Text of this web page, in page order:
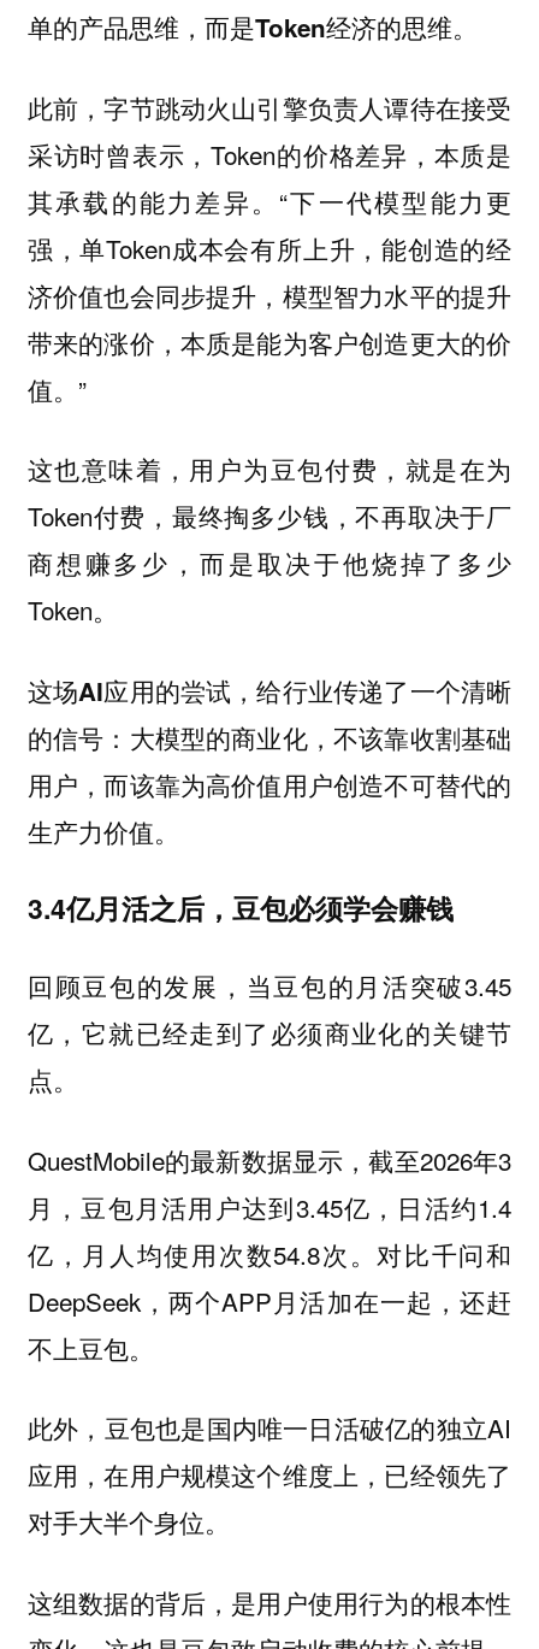
单的产品思维，而是Token经济的思维。
此前，字节跳动火山引擎负责人谭待在接受
采访时曾表示，Token的价格差异，本质是
其承载的能力差异。“下一代模型能力更
强，单Token成本会有所上升，能创造的经
济价值也会同步提升，模型智力水平的提升
带来的涨价，本质是能为客户创造更大的价
值。”
这也意味着，用户为豆包付费，就是在为
Token付费，最终掏多少钱，不再取决于厂
商想赚多少，而是取决于他烧掉了多少
Token。
这场AI应用的尝试，给行业传递了一个清晰
的信号：大模型的商业化，不该靠收割基础
用户，而该靠为高价值用户创造不可替代的
生产力价值。
3.4亿月活之后，豆包必须学会赚钱
回顾豆包的发展，当豆包的月活突破3.45
亿，它就已经走到了必须商业化的关键节
点。
QuestMobile的最新数据显示，截至2026年3
月，豆包月活用户达到3.45亿，日活约1.4
亿，月人均使用次数54.8次。对比千问和
DeepSeek，两个APP月活加在一起，还赶
不上豆包。
此外，豆包也是国内唯一日活破亿的独立AI
应用，在用户规模这个维度上，已经领先了
对手大半个身位。
这组数据的背后，是用户使用行为的根本性